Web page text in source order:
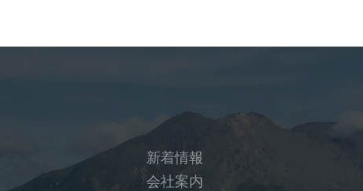
新着情報
会社案内